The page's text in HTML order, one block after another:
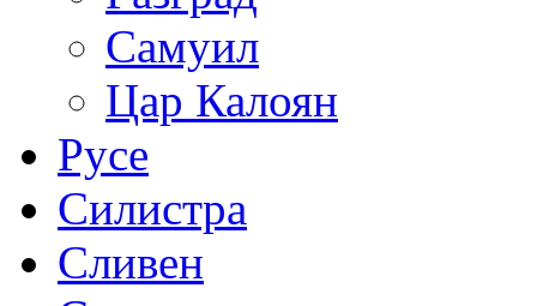
Самуил
Цар Калоян
Русе
Силистра
Сливен